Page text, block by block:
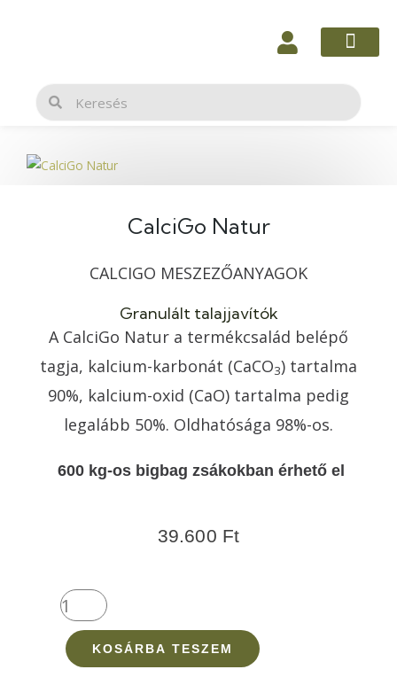
Keresés
CalciGo Natur
CALCIGO MESZEZŐANYAGOK
Granulált talajjavítók
A CalciGo Natur a termékcsalád belépő
tagja, kalcium-karbonát (CaCO3) tartalma
90%, kalcium-oxid (CaO) tartalma pedig
legalább 50%. Oldhatósága 98%-os.
600 kg-os bigbag zsákokban érhető el
39.600 Ft
CalciGo
mennyiség
KOSÁRBA TESZEM